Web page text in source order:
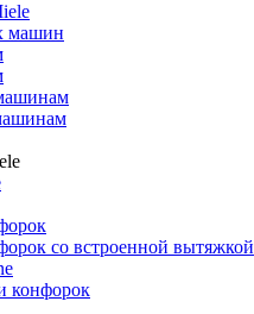
машин
со встроенной вытяжкой
конфорок